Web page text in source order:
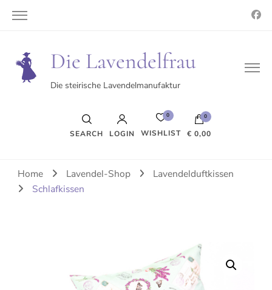
Die Lavendelfrau
Die steirische Lavendelmanufaktur
SEARCH LOGIN
0
WISHLIST
0
€ 0,00
Es befinden sich keine Produkte im Warenkorb.
Home Lavendel-Shop
Lavendelduftkissen
Schlafkissen